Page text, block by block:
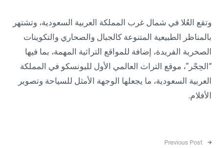
وتقع العُلا في شمال غرب المملكة العربية السعودية، وتشتهر
بالمناظر الطبيعية المتنوعة كالجبال والصحاري والتكوينات
الصخرية الفريدة، إضافة للمواقع التراثية المهمة، بما فيها
“الحِجْر”، موقع التراث العالمي الأول لليونسكو في المملكة
العربية السعودية، ما يجعلها الوجهة الأمثل للسياحة وتصوير
الأفلام.
Post navigation
Previous Post